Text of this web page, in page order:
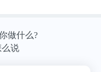
聊起他，大家都感
做什么?
说